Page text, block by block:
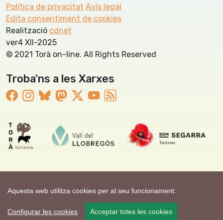
Aquesta web utilitza cookies per al seu funcionament.
Configurar les cookies Acceptar totes les cookies
Política de privacitat Avís legal
Edita consentiment de cookies
Realització cdnet
ver4 XII-2025
© 2021 Torà on-line. All Rights Reserved
Troba'ns a les Xarxes